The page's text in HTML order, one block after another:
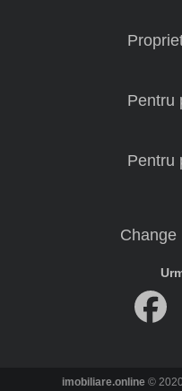
Pentru
Pentru
imobiliare.online ©